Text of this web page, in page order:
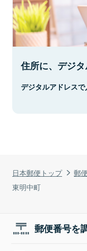
日本郵便トップ 郵
東明中町
住所に、デジタ
デジタルアドレスで
郵便番号を